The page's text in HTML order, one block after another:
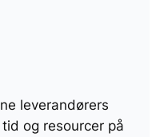
leverandørers
og resourcer på